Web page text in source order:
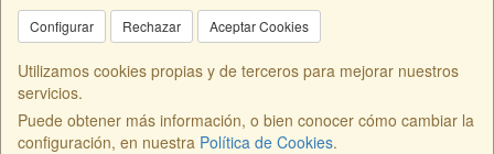
Configurar Rechazar Aceptar Cookies
Utilizamos cookies propias y de terceros para mejorar nuestros
servicios.
Puede obtener más información, o bien conocer cómo cambiar la
configuración, en nuestra Política de Cookies.
Horario
10 a 22H
Centro Comercial Copo Local 46, 04700, Almería, España. - C.I.F.:
B04401741 - Tfno: 950483939